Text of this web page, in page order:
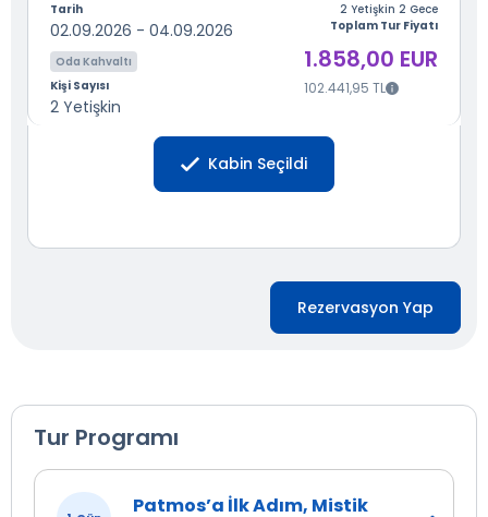
Tarih
02.09.2026 - 04.09.2026
Oda Kahvaltı
Kişi Sayısı
2 Yetişkin
2 Yetişkin 2 Gece
Toplam Tur Fiyatı
1.858,00 EUR
102.441,95 TL
Kabin Seçildi
Rezervasyon Yap
Tur Programı
Patmos’a İlk Adım, Mistik